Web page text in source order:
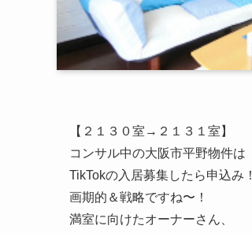
【２１３０室→２１３１室】
コンサル中の大阪市平野物件は
TikTokの入居募集したら申込み！
画期的＆戦略ですね〜！
満室に向けたオーナーさん、